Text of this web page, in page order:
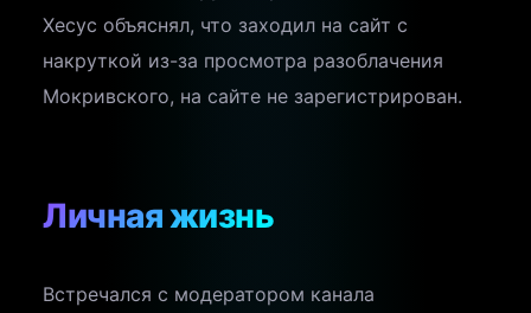
Хесус объяснял, что заходил на сайт с
накруткой из-за просмотра разоблачения
Мокривского, на сайте не зарегистрирован.
Личная жизнь
Встречался с модератором канала